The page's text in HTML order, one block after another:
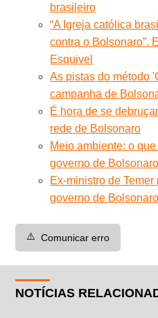
brasileiro
“A Igreja católica
contra o Bolsonaro”.
Esquivel
As pistas do método
campanha de
É hora de se
rede de Bolsonaro
Meio ambiente: o
governo de
Ex-ministro de
governo de Bolsonaro
⚠️ Comunicar erro
NOTÍCIAS